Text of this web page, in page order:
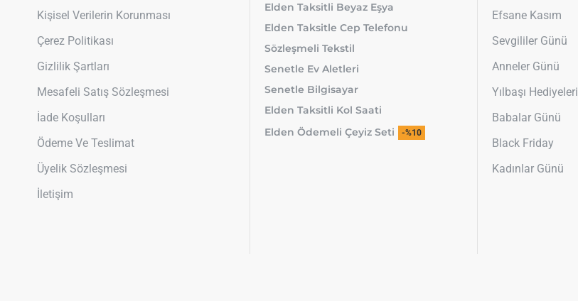
Kişisel Verilerin Korunması
Çerez Politikası
Gizlilik Şartları
Mesafeli Satış Sözleşmesi
İade Koşulları
Ödeme Ve Teslimat
Üyelik Sözleşmesi
İletişim
Elden Taksitli Beyaz Eşya
Elden Taksitle Cep Telefonu
Sözleşmeli Tekstil
Senetle Ev Aletleri
Senetle Bilgisayar
Elden Taksitli Kol Saati
Elden Ödemeli Çeyiz Seti
-%10
Efsane Kasım
Sevgililer Günü
Anneler Günü
Yılbaşı Hediyeleri
Babalar Günü
Black Friday
Kadınlar Günü